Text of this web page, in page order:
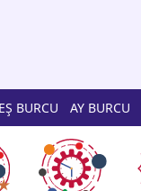
BURCU AY BURCU